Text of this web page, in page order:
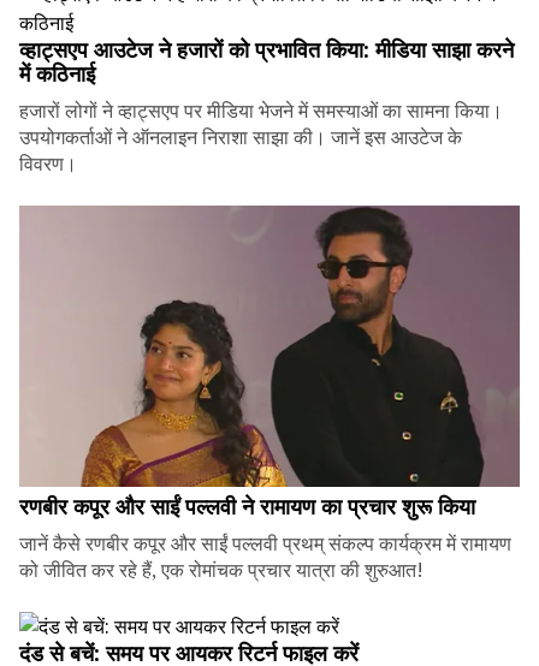
व्हाट्सएप आउटेज ने हजारों को प्रभावित किया: मीडिया साझा करने
में कठिनाई
हजारों लोगों ने व्हाट्सएप पर मीडिया भेजने में समस्याओं का सामना किया।
उपयोगकर्ताओं ने ऑनलाइन निराशा साझा की। जानें इस आउटेज के
विवरण।
रणबीर कपूर और साईं पल्लवी ने रामायण का प्रचार शुरू किया
जानें कैसे रणबीर कपूर और साईं पल्लवी प्रथम् संकल्प कार्यक्रम में रामायण
को जीवित कर रहे हैं, एक रोमांचक प्रचार यात्रा की शुरुआत!
दंड से बचें: समय पर आयकर रिटर्न फाइल करें